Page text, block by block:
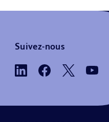
Suivez-nous